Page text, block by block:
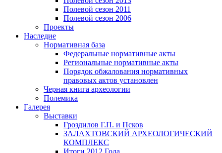
Полевой сезон 2011
Полевой сезон 2006
Проекты
Наследие
Нормативная база
Федеральные нормативные акты
Региональные нормативные акты
Порядок обжалования нормативных
правовых актов установлен
Черная книга археологии
Полемика
Галерея
Выставки
Гроздилов Г.П. и Псков
ЗАЛАХТОВСКИЙ АРХЕОЛОГИЧЕСКИЙ
КОМПЛЕКС
Итоги 2012 Года